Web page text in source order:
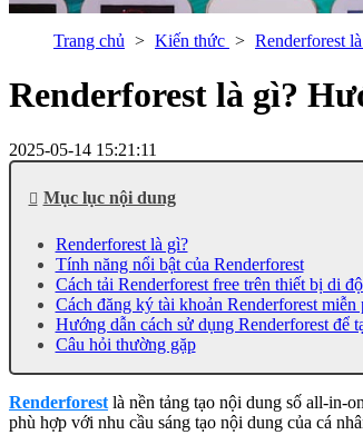
Trang chủ Kiến thức Renderforest
Renderforest là gì?
2025-05-14 15:21:11
Mục lục nội dung
Renderforest là gì?
Tính năng nổi bật của Renderforest
Cách tải Renderforest​ free trên thiết bị di
Cách đăng ký tài khoản Renderforest miễn
Hướng dẫn cách sử dụng Renderforest để
Câu hỏi thường gặp
Renderforest là nền tảng tạo nội dung số all-in-
phù hợp với nhu cầu sáng tạo nội dung của cá